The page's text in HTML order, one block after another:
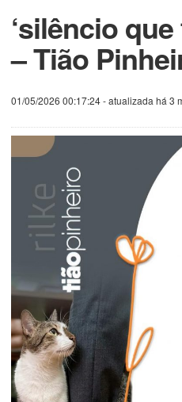
‘silêncio
– Tião
01/05/2026 00:17:24- atualizada há 3